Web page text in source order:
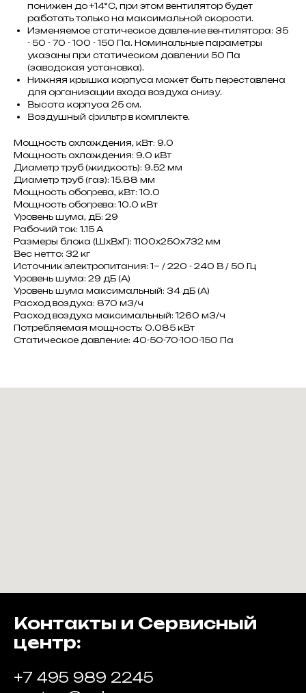
понижен до +14°C, при этом вентилятор будет
работать только на максимальной скорости.
Изменяемое статическое давление вентилятора: 35
- 50 - 70 - 100 - 150 Па. Номинальные параметры
указаны при статическом давлении 50 Па
(заводская установка).
Нижняя крышка корпуса может быть переставлена
для организации входа воздуха снизу.
Высота корпуса 25 см.
Воздушный фильтр в комплекте.
Мощность охлаждения, кВт: 9.0
Мощность охлаждения: 9.0 кВт
Диаметр труб (жидкость): 9.52 мм
Диаметр труб (газ): 15.88 мм
Мощность обогрева, кВт: 10.0
Мощность обогрева: 10.0 кВт
Уровень шума, дБ: 29
Рабочий ток: 1.15 A
Размеры блока (ШxВxГ): 1100x250x732 мм
Вес нетто: 32 кг
Источник электропитания: 1~ / 220 - 240 В / 50 Гц
Уровень шума: 29 дБ (А)
Уровень шума максимальный: 34 дБ (А)
Расход воздуха: 870 м3/ч
Расход воздуха максимальный: 1260 м3/ч
Потребляемая мощность: 0.085 кВт
Статическое давление: 40-50-70-100-150 Па
Контакты и Сервисный
центр:
+7 495 989 2245